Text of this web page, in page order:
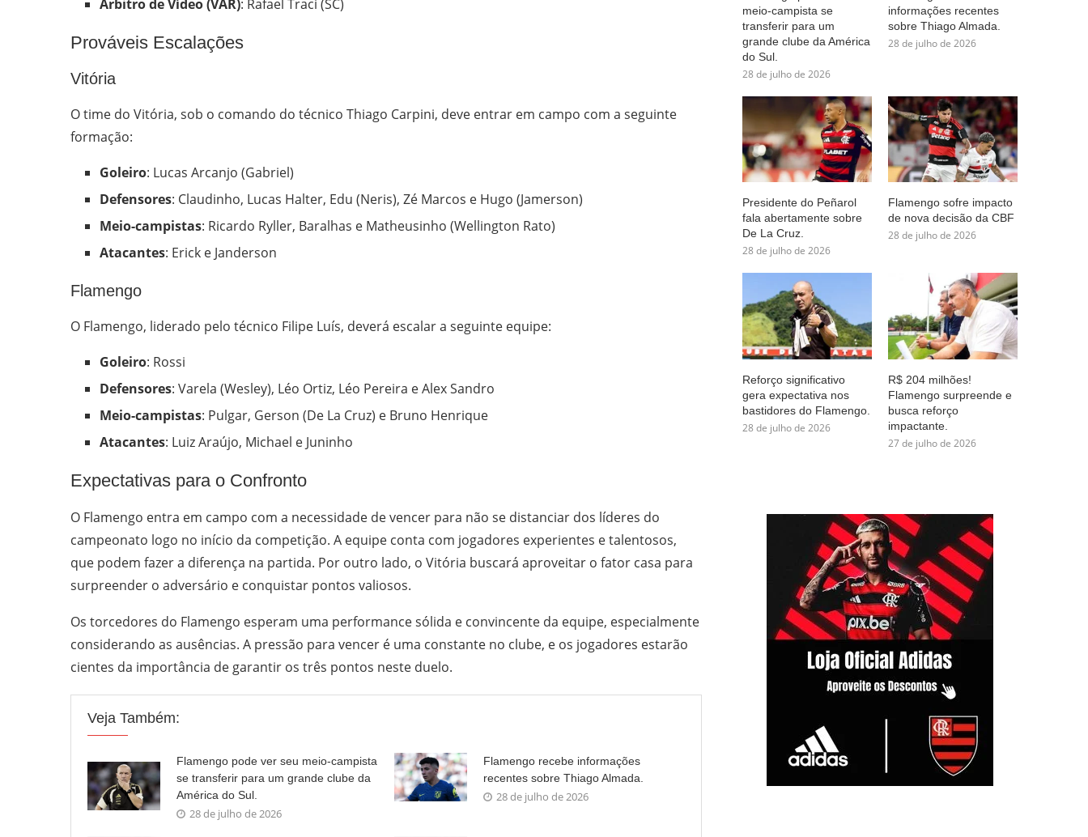
Árbitro de Vídeo (VAR): Rafael Traci (SC)
Prováveis Escalações
Vitória
O time do Vitória, sob o comando do técnico Thiago Carpini, deve entrar em campo com a seguinte
formação:
Goleiro: Lucas Arcanjo (Gabriel)
Defensores: Claudinho, Lucas Halter, Edu (Neris), Zé Marcos e Hugo (Jamerson)
Meio-campistas: Ricardo Ryller, Baralhas e Matheusinho (Wellington Rato)
Atacantes: Erick e Janderson
Flamengo
O Flamengo, liderado pelo técnico Filipe Luís, deverá escalar a seguinte equipe:
Goleiro: Rossi
Defensores: Varela (Wesley), Léo Ortiz, Léo Pereira e Alex Sandro
Meio-campistas: Pulgar, Gerson (De La Cruz) e Bruno Henrique
Atacantes: Luiz Araújo, Michael e Juninho
Expectativas para o Confronto
O Flamengo entra em campo com a necessidade de vencer para não se distanciar dos líderes do
campeonato logo no início da competição. A equipe conta com jogadores experientes e talentosos,
que podem fazer a diferença na partida. Por outro lado, o Vitória buscará aproveitar o fator casa para
surpreender o adversário e conquistar pontos valiosos.
Os torcedores do Flamengo esperam uma performance sólida e convincente da equipe, especialmente
considerando as ausências. A pressão para vencer é uma constante no clube, e os jogadores estarão
cientes da importância de garantir os três pontos neste duelo.
Veja Também:
Flamengo pode ver seu meio-campista
se transferir para um grande clube da
América do Sul.
28 de julho de 2026
Flamengo recebe informações
recentes sobre Thiago Almada.
28 de julho de 2026
meio-campista se
transferir para um
grande clube da América
do Sul.
28 de julho de 2026
informações recentes
sobre Thiago Almada.
28 de julho de 2026
Presidente do Peñarol
fala abertamente sobre
De La Cruz.
28 de julho de 2026
Flamengo sofre impacto
de nova decisão da CBF
28 de julho de 2026
Reforço significativo
gera expectativa nos
bastidores do Flamengo.
28 de julho de 2026
R$ 204 milhões!
Flamengo surpreende e
busca reforço
impactante.
27 de julho de 2026